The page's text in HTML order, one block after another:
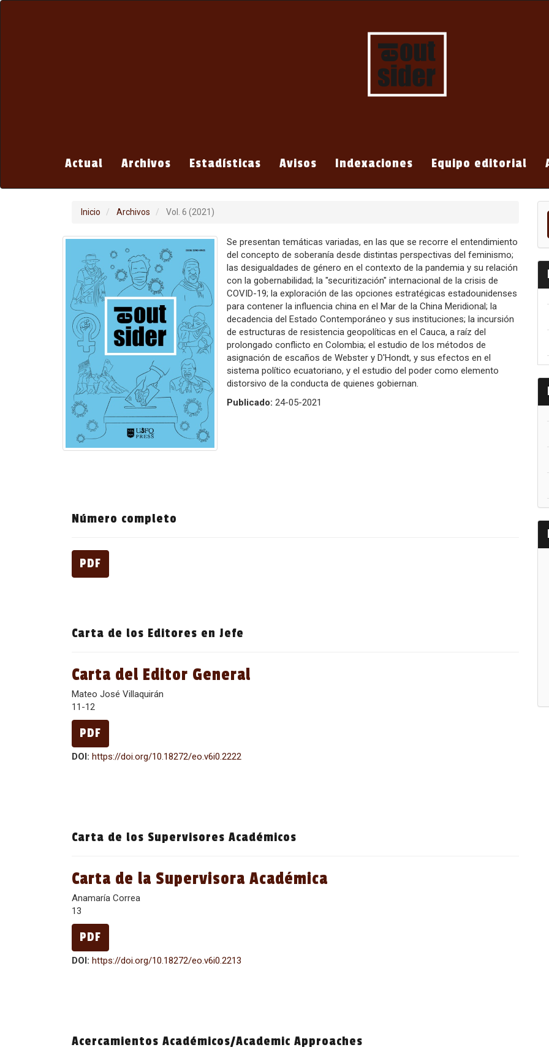
Actual Archivos Estadísticas Avisos Indexaciones Equipo editorial
Inicio Archivos Vol. 6 (2021)
Se presentan temáticas variadas, en las que se recorre el entendimiento
del concepto de soberanía desde distintas perspectivas del feminismo;
las desigualdades de género en el contexto de la pandemia y su relación
con la gobernabilidad; la "securitización" internacional de la crisis de
COVID-19; la exploración de las opciones estratégicas estadounidenses
para contener la influencia china en el Mar de la China Meridional; la
decadencia del Estado Contemporáneo y sus instituciones; la incursión
de estructuras de resistencia geopolíticas en el Cauca, a raíz del
prolongado conflicto en Colombia; el estudio de los métodos de
asignación de escaños de Webster y D'Hondt, y sus efectos en el
sistema político ecuatoriano, y el estudio del poder como elemento
distorsivo de la conducta de quienes gobiernan.
Publicado:24-05-2021
Número completo
PDF
Carta de los Editores en Jefe
Carta del Editor General
Mateo José Villaquirán
11-12
PDF
DOI: https://doi.org/10.18272/eo.v6i0.2222
Carta de los Supervisores Académicos
Carta de la Supervisora Académica
Anamaría Correa
13
PDF
DOI: https://doi.org/10.18272/eo.v6i0.2213
Acercamientos Académicos/Academic Approaches
un